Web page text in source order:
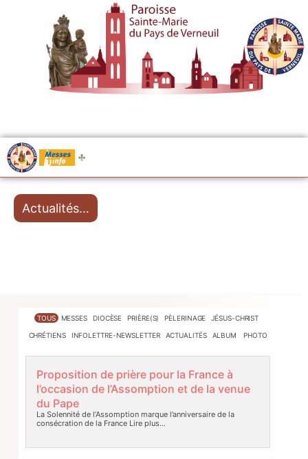
Messes
Actualités…
TOUS MESSES DIOCÈSE PRIÈRE(S) PÈLERINAGE JÉSUS-CHRIST
CHRÉTIENS INFOLETTRE-NEWSLETTER ACTUALITÉS ALBUM PHOTO
Proposition de prière pour la France à
l’occasion de l’Assomption et de la venue
du Pape
La Solennité de l’Assomption marque l’anniversaire de la
consécration de la FranceLire plus…